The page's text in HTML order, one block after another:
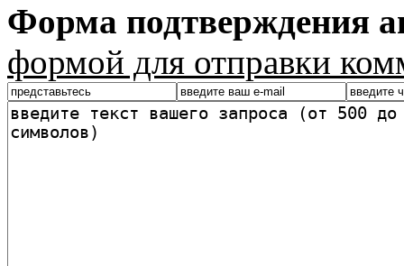
Форма подтверждения
формой для отправки